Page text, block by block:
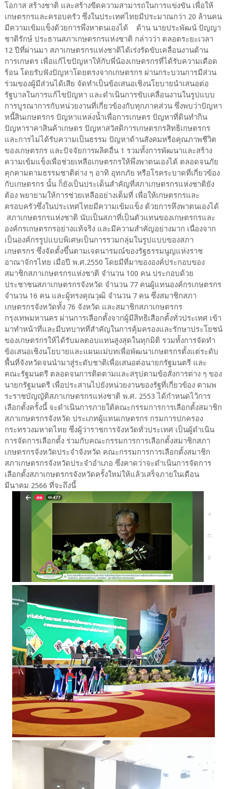
โอกาส สร้างชาติ และสร้างขีดความสามารถในการแข่งขัน เพื่อให้
เกษตรกรและครอบครัว ซึ่งในประเทศไทยมีประมาณกว่า 20 ล้านคน
มีความเข้มแข็งด้วยการพึ่งหาตนเองได้ ด้าน นายประพัฒน์ ปัญญา
ชาติรักษ์ ประธานสภาเกษตรกรแห่งชาติ กล่าวว่า ตลอดระยะเวลา
12 ปีที่ผ่านมา​ สภาเกษตรกรแห่งชาติได้เร่งรัดขับเคลื่อนงานด้าน
การเกษตร เพื่อแก้ไขปัญหาให้กับพี่น้องเกษตรกรที่ได้รับความเดือด
ร้อน โดยรับฟังปัญหาโดยตรงจากเกษตรกร ผ่านกระบวนการมีส่วน
ร่วมของผู้มีส่วนได้เสีย จัดทำเป็นข้อเสนอเชิงนโยบายนำเสนอต่อ
รัฐบาลในการแก้ไขปัญหา และดำเนินการขับเคลื่อนงานในรูปแบบ
การบูรณาการกับหน่วยงานที่เกี่ยวข้องกับทุกภาคส่วน ซึ่งพบว่าปัญหา
หนี้สินเกษตรกร ปัญหาแหล่งน้ำเพื่อการเกษตร ปัญหาที่ดินทำกิน
ปัญหาราคาสินค้าเกษตร ปัญหาสวัสดิการเกษตรกรสิทธิเกษตรกร
และการไม่ได้รับความเป็นธรรม ปัญหาด้านสังคมหรือคุณภาพชีวิต
ของเกษตรกร และปัจจัยการผลิตอื่น 1 รวมทั้งการพัฒนาและสร้าง
ความเข้มแข็งเพื่อช่วยเหลือเกษตรกรให้พึ่งพาตนเองได้ ตลอดจนภัย
คุกคามตามธรรมชาติต่าง ๆ อาทิ​ อุทกภัย หรือโรคระบาดที่เกี่ยวข้อง
กับเกษตรกร นั้น ก็ยังเป็นประเด็นสำคัญที่สภาเกษตรกรแห่งชาติยัง
ต้อง​ พยายามให้การช่วยเหลืออย่างเต็มที่ เพื่อให้เกษตรกรและ
ครอบครัวซึ่งในประเทศไทยมีความเข้มแข็ง ด้วยการหึงพาตนเองได้
สภาเกษตรกรแห่งชาติ นับเป็นสภาที่เป็นตัวแทนของเกษตรกรและ
องค์กรเกษตรกรอย่างแท้จริง และมีความสำคัญอย่างมาก เนื่องจาก
เป็นองค์กรรูปแบบพิเศษเป็นการรวมกลุ่มในรูปแบบของสภา
เกษตรกร ซึ่งจัดตั้งขึ้นตามเจตนารมณ์ของรัฐธรรมนูญแห่งราช
อาณาจักรไทย เมื่อปี พ.ศ.2550 โดยมีที่มาขององค์ประกอบของ
สมาชิกสภาเกษตรกรแห่งชาติ จำนวน 100 คน ประกอบด้วย
ประชาชนสภาเกษตรกรจังหวัด จำนวน 77 คนผู้แทนองค์กรเกษตรกร
จำนวน 16 คน และผู้ทรงคุณวุฒิ จำนวน 7 คน ซึ่งสมาชิกสภา
เกษตรกรจังหวัดทั้ง 76 จังหวัด​ และสมาชิกสภาเกษตรกร
กรุงเทพมหานคร ผ่านการเลือกตั้งจากผู้มีสิทธิเสือกตั้งทั่วประเทศ เข้า
มาทำหน้าที่และมีบทบาทที่สำคัญในการคุ้มครองและรักษาประโยชน์
ของเกษตรกรให้ได้รับมลตอบแทนสูงสุดในทุกมิติ รวมทั้งการจัดทำ
ข้อเสนอเชิงนโยบายและแผนแม่บทเพื่อพัฒนาเกษตรกรตั้งแต่ระดับ
พื้นที่จังหวัดจนนำมาสู่ระดับชาติเพื่อเสนอต่อนายกรัฐมนตรี และ
คณะรัฐมนตรี ตลอดจนการติดตามและสรุปตามข้อสั่งการต่าง ๆ ของ
นายกรัฐมนตรี เพื่อประสานไปยังหน่วยงานของรัฐที่เกี่ยวข้อง ตามพ
ระราชบัญญัติ​สภาเกษตรกรแห่งชาติ พ.ศ. 2553 ได้กำหนดไว้การ
เลือกตั้งครั้งนี้ จะดำเนินการภายใต้คณะกรรมการการเลือกตั้งสมาชิก
สภาเกษตรกรจังหวัด ประเภทผู้แทนเกษตรกร กรมการปกครอง
กระทรวงมหาดไทย ซึ่งผู้ว่าราชการจังหวัดทั่วประเทศ เป็นผู้ดำเนิน
การจัดการเลือกตั้ง ร่วมกับคณะกรรมการการเลือกตั้งสมาชิกสภา
เกษตรกรจังหวัดประจำจังหวัด คณะกรรมการการเลือกตั้งสมาชิก
สภาเกษตรกรจังหวัดประจำอำเภอ ซึ่งคาดว่าจะดำเนินการจัดการ
เลือกตั้งสภาเกษตรกรจังหวัดครั้งใหม่ให้แล้วเสร็จภายในเดือน
มีนาคม 2566 ที่จะถึงนี้